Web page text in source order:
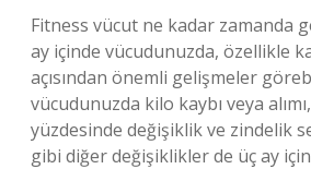
Fitness vücut ne kadar zamanda
ay içinde vücudunuzda, özellikle
açısından önemli gelişmeler
vücudunuzda kilo kaybı veya
yüzdesinde değişiklik ve zindelik
gibi diğer değişiklikler de üç ay